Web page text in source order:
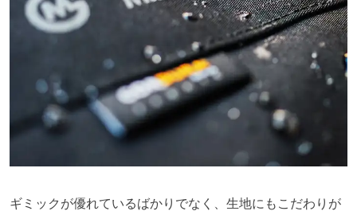
ギミックが優れているばかりでなく、生地にもこだわりが